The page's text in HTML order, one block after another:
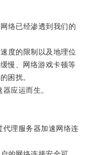
络已经渗透到我们的
度的限制以及地理位
慢、网络游戏卡顿等
困扰。
应运而生。
理服务器加速网络连